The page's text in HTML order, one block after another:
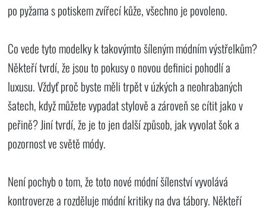
po pyžama s potiskem zvířecí kůže, všechno je povoleno.
Co vede tyto modelky k takovýmto šíleným módním výstřelkům?
Někteří tvrdí, že jsou to pokusy o novou definici pohodlí a
luxusu. Vždyť proč byste měli trpět v úzkých a neohrabaných
šatech, když můžete vypadat stylově a zároveň se cítit jako v
peřině? Jiní tvrdí, že je to jen další způsob, jak vyvolat šok a
pozornost ve světě módy.
Není pochyb o tom, že toto nové módní šílenství vyvolává
kontroverze a rozděluje módní kritiky na dva tábory. Někteří